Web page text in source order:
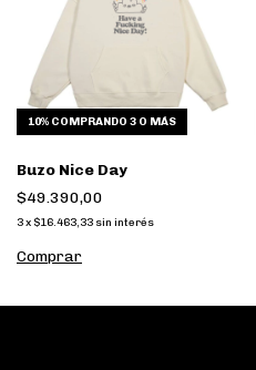
10% COMPRANDO 3 O MÁS
Buzo Nice Day
$49.390,00
3x $16.463,33 sin interés
Comprar